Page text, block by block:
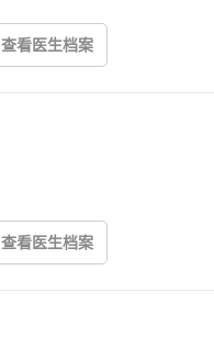
查看医生档案
查看医生档案